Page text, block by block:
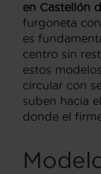
en Castellón
furgoneta
es
centro sin
estos
circular con
suben hacia
donde el